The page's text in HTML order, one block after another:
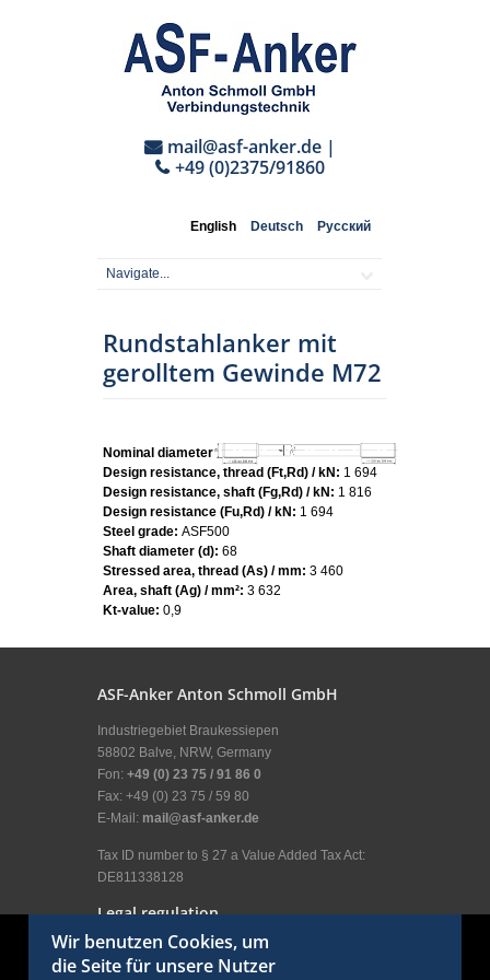
mail@asf-anker.de|
+49 (0)2375/91860
English Deutsch Русский
Rundstahlanker mit
gerolltem Gewinde M72
Nominal diameter: M72
Design resistance, thread (Ft,Rd) / kN: 1 694
Design resistance, shaft (Fg,Rd) / kN: 1 816
Design resistance (Fu,Rd) / kN: 1 694
Steel grade: ASF500
Shaft diameter (d): 68
Stressed area, thread (As) / mm: 3 460
Area, shaft (Ag) / mm²: 3 632
Kt-value: 0,9
ASF-Anker Anton Schmoll GmbH
Industriegebiet Braukessiepen
58802 Balve, NRW, Germany
Fon: +49 (0) 23 75 / 91 86 0
Fax: +49 (0) 23 75 / 59 80
E-Mail: mail@asf-anker.de
Tax ID number to § 27 a Value Added Tax Act:
DE811338128
Legal regulation
Legal Disclosure
General terms and conditions
Wir benutzen Cookies, um
die Seite für unsere Nutzer